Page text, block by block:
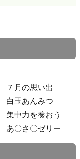
７月の思い出
白玉あんみつ
集中力を養おう
あ〇さ〇ゼリー